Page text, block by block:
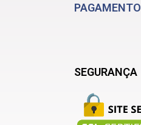
PAGAMENTO
SEGURANÇA